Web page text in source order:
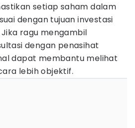
setiap saham dalam
dengan tujuan investasi
ragu mengambil
dengan penasihat
dapat membantu melihat
lebih objektif.